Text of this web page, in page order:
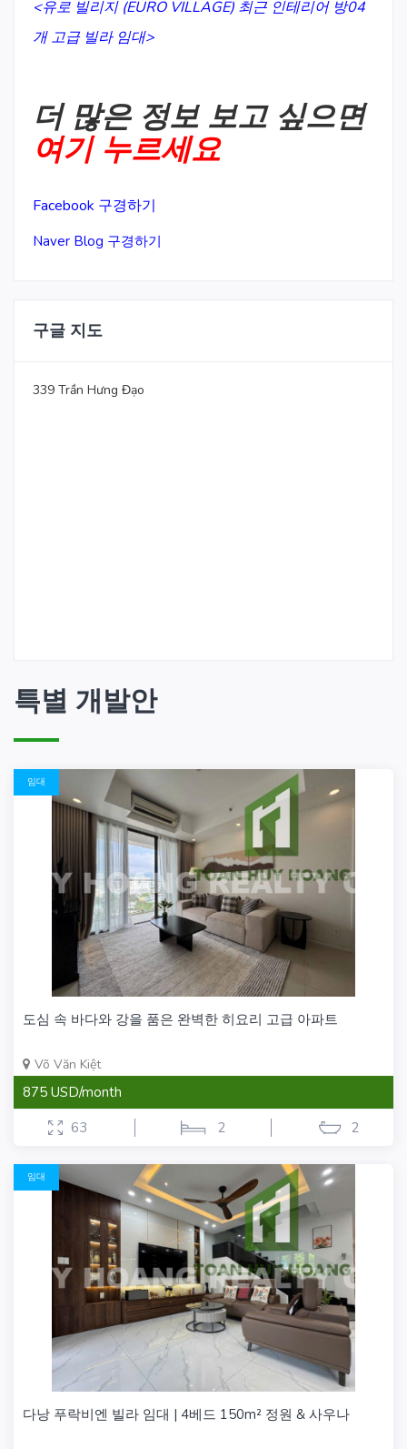
<유로 빌리지 (EURO VILLAGE) 최근 인테리어 방04
개 고급 빌라 임대>
더 많은 정보 보고 싶으면
여기 누르세요
Facebook 구경하기
Naver Blog 구경하기
구글 지도
339 Trần Hưng Đạo
특별 개발안
임대
도심 속 바다와 강을 품은 완벽한 히요리 고급 아파트
Võ Văn Kiệt
875 USD/month
63
2 2
임대
다낭 푸락비엔 빌라 임대 | 4베드 150m² 정원 & 사우나